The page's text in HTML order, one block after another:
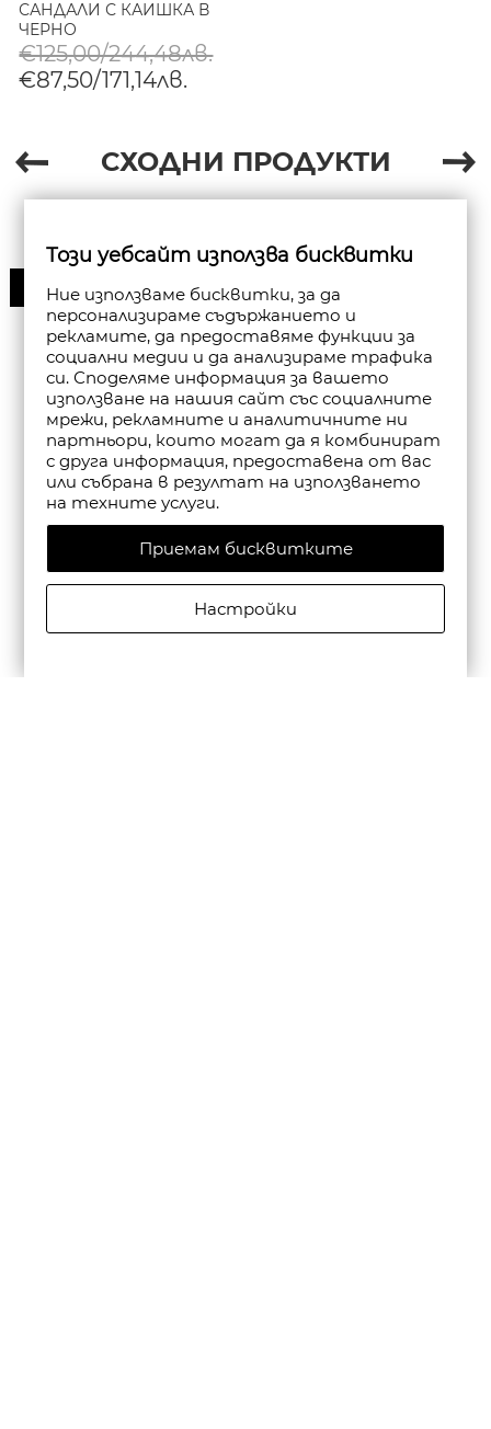
САНДАЛИ С КАИШКА В
ЧЕРНО
€125,00/244,48лв.
€87,50/171,14лв.
СХОДНИ ПРОДУКТИ
30%
Този уебсайт използва бисквитки
Ние използваме бисквитки, за да
персонализираме съдържанието и
рекламите, да предоставяме функции за
социални медии и да анализираме трафика
си. Споделяме информация за вашето
използване на нашия сайт със социалните
мрежи, рекламните и аналитичните ни
партньори, които могат да я комбинират
с друга информация, предоставена от вас
или събрана в резултат на използването
на техните услуги.
Приемам бисквитките
Настройки